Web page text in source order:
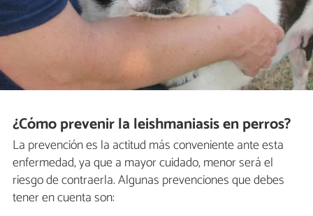
¿Cómo prevenir la leishmaniasis en perros?
La prevención es la actitud más conveniente ante esta
enfermedad, ya que a mayor cuidado, menor será el
riesgo de contraerla. Algunas prevenciones que debes
tener en cuenta son: